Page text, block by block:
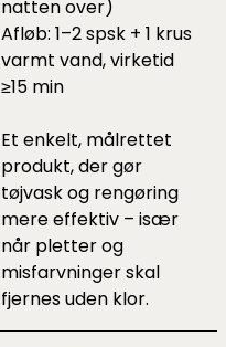
natten over)
Afløb: 1–2 spsk + 1 krus
varmt vand, virketid
≥15 min
Et enkelt, målrettet
produkt, der gør
tøjvask og rengøring
mere effektiv – især
når pletter og
misfarvninger skal
fjernes uden klor.